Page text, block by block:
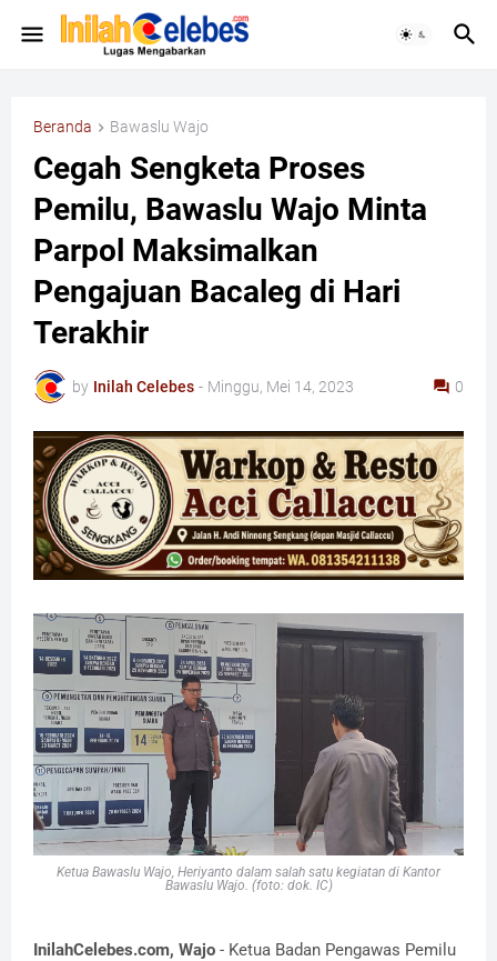
Beranda Bawaslu Wajo
Cegah Sengketa Proses
Pemilu, Bawaslu Wajo Minta
Parpol Maksimalkan
Pengajuan Bacaleg di Hari
Terakhir
by Inilah Celebes - Minggu, Mei 14, 2023 0
Ketua Bawaslu Wajo, Heriyanto dalam salah satu kegiatan di Kantor
Bawaslu Wajo. (foto: dok. IC)
InilahCelebes.com, Wajo - Ketua Badan Pengawas Pemilu